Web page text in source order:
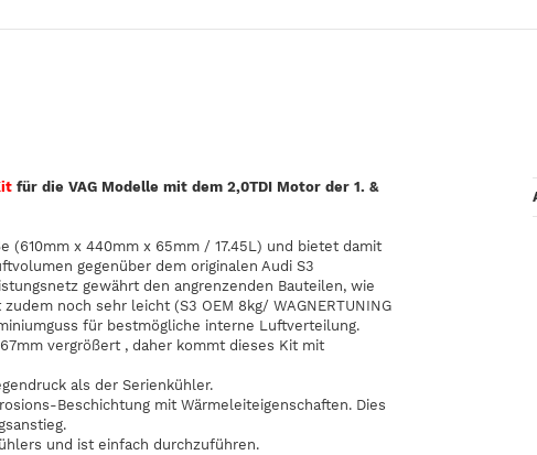
für die VAG Modelle mit dem 2,0TDI Motor der 1. &
(610mm x 440mm x 65mm / 17.45L) und bietet damit
gegenüber dem originalen Audi S3
gewährt den angrenzenden Bauteilen, wie
noch sehr leicht (S3 OEM 8kg/ WAGNERTUNING
für bestmögliche interne Luftverteilung.
vergrößert , daher kommt dieses Kit mit
als der Serienkühler.
Beschichtung mit Wärmeleiteigenschaften. Dies
und ist einfach durchzuführen.